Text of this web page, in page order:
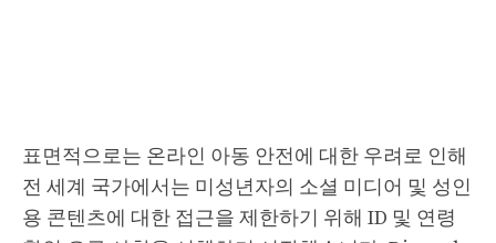
표면적으로는 온라인 아동 안전에 대한 우려로 인해
전 세계 국가에서는 미성년자의 소셜 미디어 및 성인
용 콘텐츠에 대한 접근을 제한하기 위해 ID 및 연령